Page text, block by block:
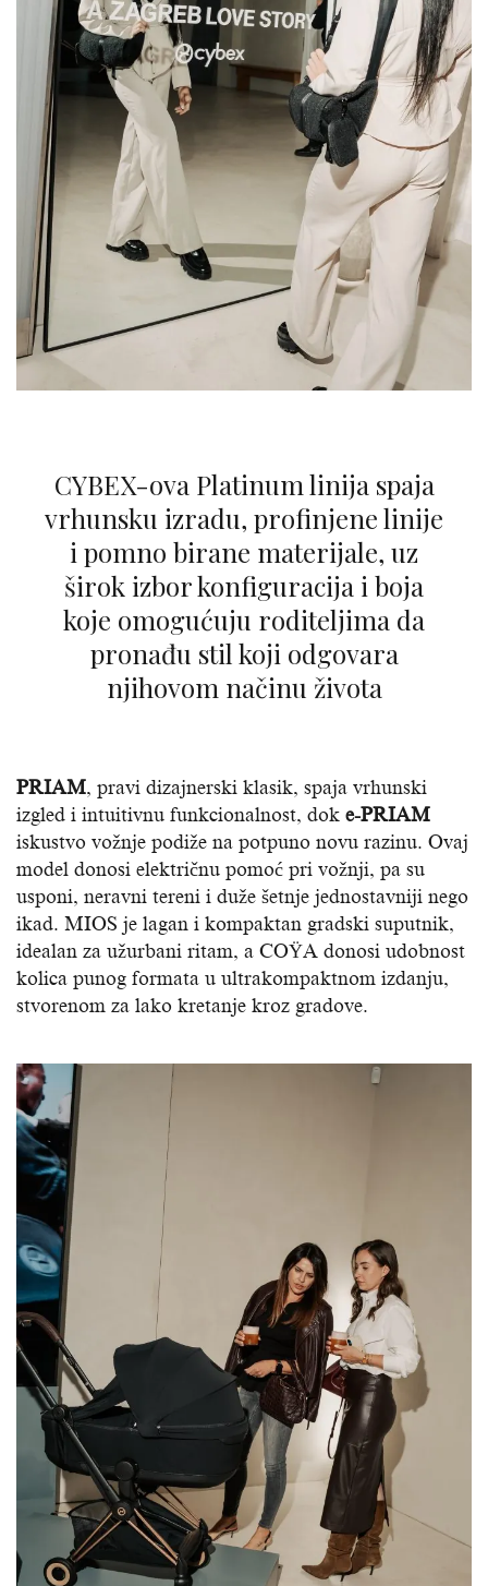
CYBEX-ova Platinum linija spaja
vrhunsku izradu, profinjene linije
i pomno birane materijale, uz
širok izbor konfiguracija i boja
koje omogućuju roditeljima da
pronađu stil koji odgovara
njihovom načinu života
PRIAM, pravi dizajnerski klasik, spaja vrhunski
izgled i intuitivnu funkcionalnost, dok e-PRIAM
iskustvo vožnje podiže na potpuno novu razinu. Ovaj
model donosi električnu pomoć pri vožnji, pa su
usponi, neravni tereni i duže šetnje jednostavniji nego
ikad. MIOS je lagan i kompaktan gradski suputnik,
idealan za užurbani ritam, a COŸA donosi udobnost
kolica punog formata u ultrakompaktnom izdanju,
stvorenom za lako kretanje kroz gradove.